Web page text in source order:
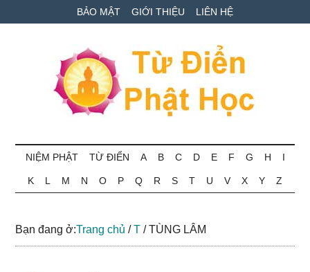
to
to
qua
BẢO MẬT GIỚI THIỆU LIÊN HỆ
Từ
điển
Phật
học
ngữ
NIỆM PHẬT TỪ ĐIỂN A B C D E F G H I
K L M N O P Q R S T U V X Y Z
Bạn đang ở:Trang chủ / T /TÙNG LÂM